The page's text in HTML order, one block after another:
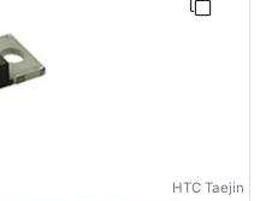
HTC Taejin